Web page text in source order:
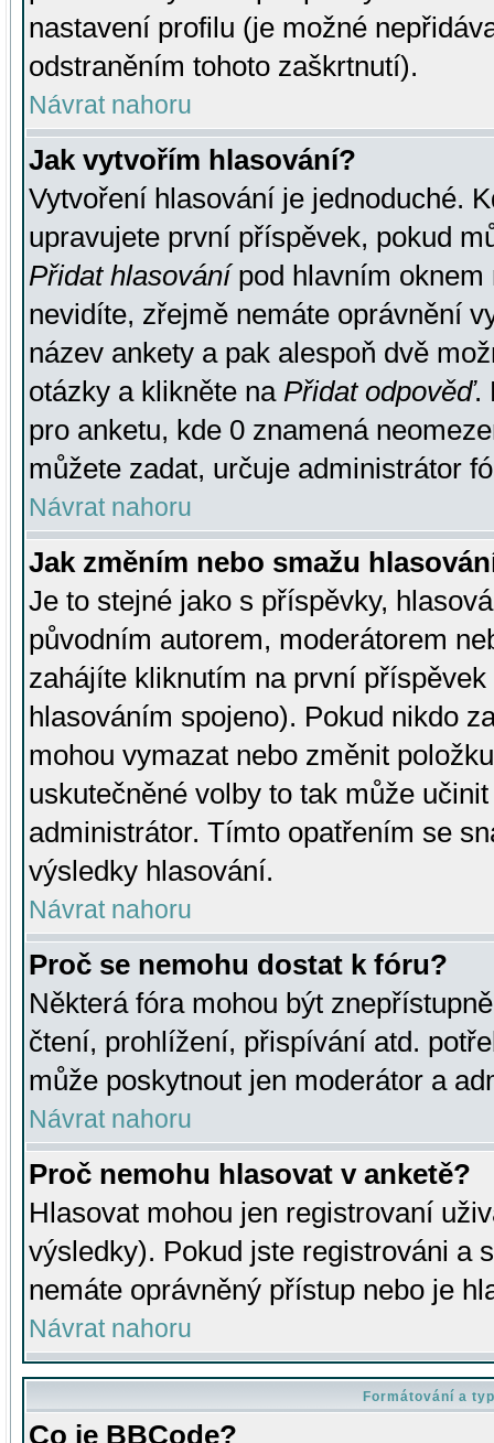
nastavení profilu (je možné
odstraněním tohoto zaškrtnutí).
Návrat nahoru
Jak vytvořím hlasování?
Vytvoření hlasování je jednoduché.
upravujete první příspěvek, pokud
Přidat hlasovánípod hlavním oknem
nevidíte, zřejmě nemáte oprávnění
název ankety a pak alespoň dvě
otázky a klikněte na Přidat odpověď.
pro anketu, kde 0 znamená
můžete zadat, určuje administrátor
Návrat nahoru
Jak změním nebo smažu
Je to stejné jako s příspěvky,
původním autorem, moderátorem
zahájíte kliknutím na první
hlasováním spojeno). Pokud nikdo
mohou vymazat nebo změnit
uskutečněné volby to tak může
administrátor. Tímto opatřením se
výsledky hlasování.
Návrat nahoru
Proč se nemohu dostat k fóru?
Některá fóra mohou být
čtení, prohlížení, přispívání atd.
může poskytnout jen moderátor a
Návrat nahoru
Proč nemohu hlasovat v anketě?
Hlasovat mohou jen registrovaní
výsledky). Pokud jste registrováni a
nemáte oprávněný přístup nebo je
Návrat nahoru
Formátování a
Co je BBCode?